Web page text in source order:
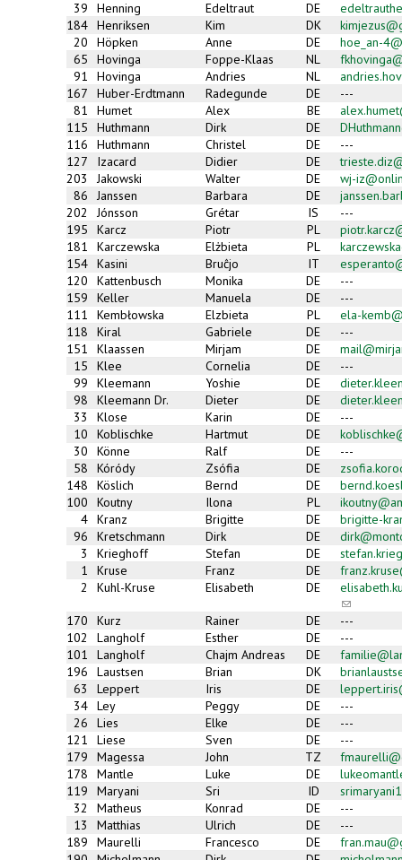
39
Henning Edeltraut DE
184 Henriksen Kim DK
20
Höpken Anne DE
hoe_an-
65
Hovinga Foppe-Klaas NL
91
Hovinga Andries NL
167
Huber-Erdtmann Radegunde DE
---
81
Humet Alex BE
115
Huthmann Dirk DE
116
Huthmann Christel DE
---
127
Izacard Didier DE
203
Jakowski Walter DE
wj-
86
Janssen Barbara DE
202
Jónsson Grétar IS
---
195
Karcz Piotr PL
181
Karczewska Elżbieta PL
154 Kasini Bruĉjo IT
120
Kattenbusch Monika DE
---
159
Keller Manuela DE
---
111
Kembłowska Elzbieta PL
ela-
118
Kiral Gabriele DE
---
151
Klaassen Mirjam DE
15
Klee Cornelia DE
---
99
Kleemann Yoshie DE
98
Kleemann Dr. Dieter DE
33
Klose Karin DE
---
10
Koblischke Hartmut DE
30
Könne Ralf DE
---
58
Kóródy Zsófia DE
148
Köslich Bernd DE
100
Koutny Ilona PL
4 Kranz Brigitte DE
brigitte-
96
Kretschmann Dirk DE
3
Krieghoff Stefan DE
1
Kruse Franz DE
2
Kuhl-Kruse Elisabeth DE
(link
sends
e-
mail)
170 Kurz Rainer DE
---
102
Langholf Esther DE
---
101
Langholf Chajm Andreas DE
196
Laustsen Brian DK
63
Leppert Iris DE
34 Ley Peggy DE
---
26
Lies Elke DE
---
121
Liese Sven DE
---
179
Magessa John TZ
178
Mantle Luke DE
119
Maryani Sri ID
32
Matheus Konrad DE
---
13
Matthias Ulrich DE
---
189
Maurelli Francesco DE